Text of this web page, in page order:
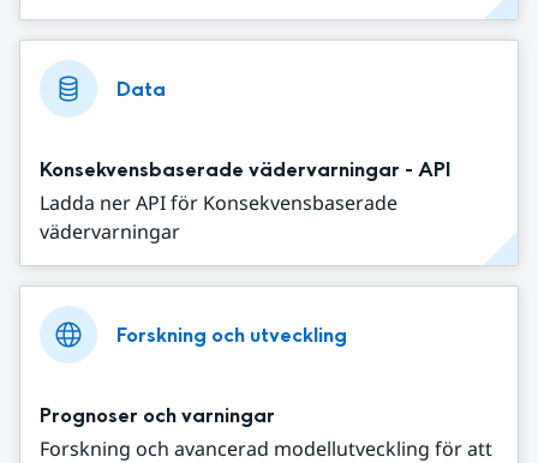
Data
Konsekvensbaserade vädervarningar - API
Ladda ner API för Konsekvensbaserade
vädervarningar
Forskning och utveckling
Prognoser och varningar
Forskning och avancerad modellutveckling för att